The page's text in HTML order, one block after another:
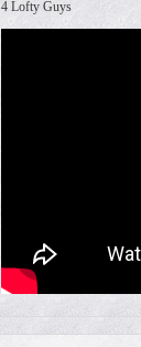
4 Lofty Guys